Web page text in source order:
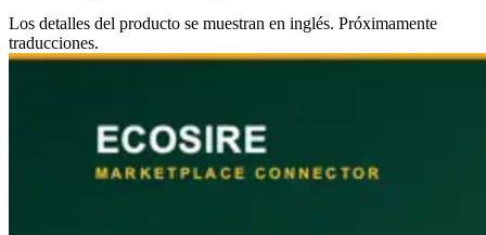
Los detalles del producto se muestran en inglés. Próximamente
traducciones.